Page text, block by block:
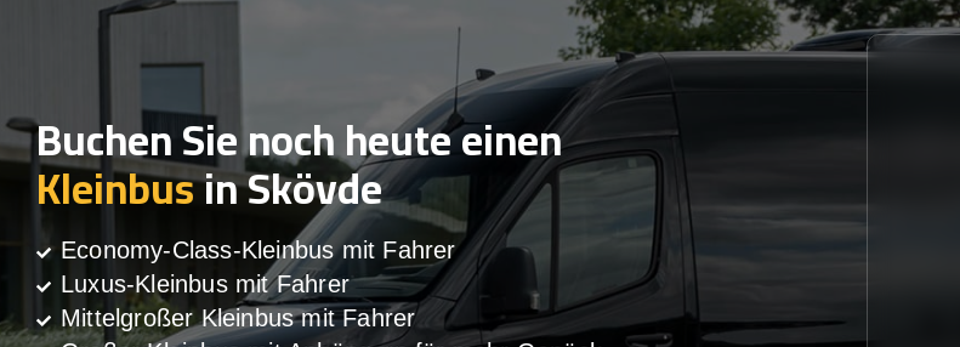
Buchen Sie noch heute einen
Kleinbusin Skövde
Economy-Class-Kleinbus mit Fahrer
Luxus-Kleinbus mit Fahrer
Mittelgroßer Kleinbus mit Fahrer